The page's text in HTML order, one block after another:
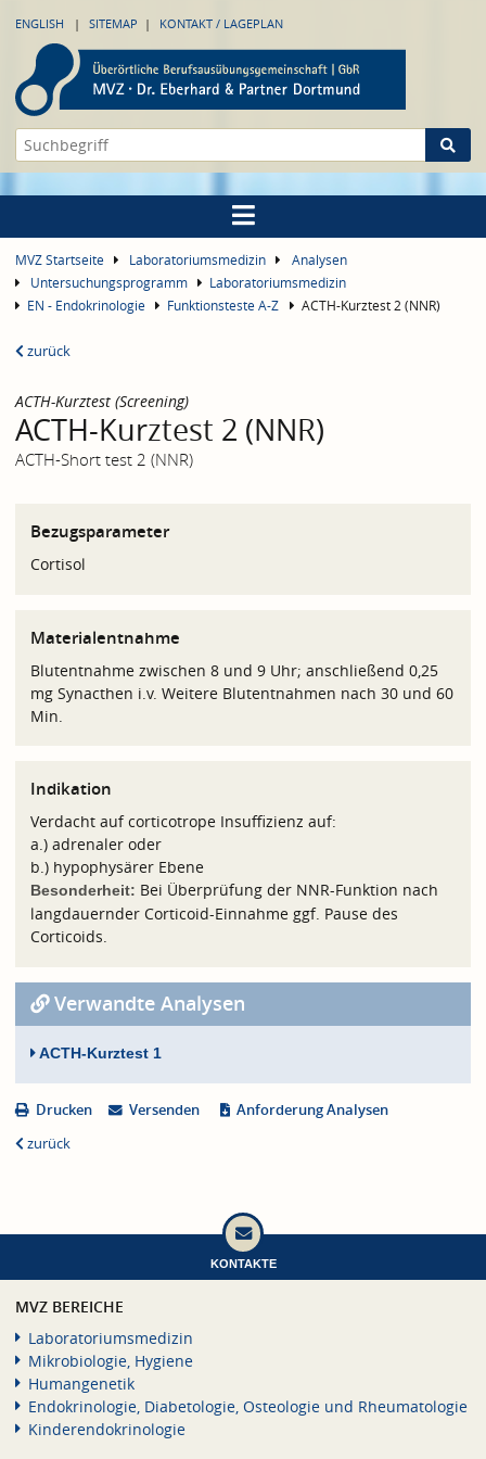
ENGLISH SITEMAP KONTAKT / LAGEPLAN
MVZ Startseite Laboratoriumsmedizin
Analysen
Untersuchungsprogramm
Laboratoriumsmedizin
EN - Endokrinologie
Funktionsteste A-Z ACTH-Kurztest 2 (NNR)
zurück
ACTH-Kurztest (Screening)
ACTH-Kurztest 2 (NNR)
ACTH-Short test 2 (NNR)
Bezugsparameter
Cortisol
Materialentnahme
Blutentnahme zwischen 8 und 9 Uhr; anschließend 0,25
mg Synacthen i.v. Weitere Blutentnahmen nach 30 und 60
Min.
Indikation
Verdacht auf corticotrope Insuffizienz auf:
a.) adrenaler oder
b.) hypophysärer Ebene
Besonderheit: Bei Überprüfung der NNR-Funktion nach
langdauernder Corticoid-Einnahme ggf. Pause des
Corticoids.
Verwandte Analysen
ACTH-Kurztest 1
Drucken Versenden
Anforderung Analysen
zurück
KONTAKTE
MVZ BEREICHE
Laboratoriumsmedizin
Mikrobiologie, Hygiene
Humangenetik
Endokrinologie, Diabetologie, Osteologie und Rheumatologie
Kinderendokrinologie